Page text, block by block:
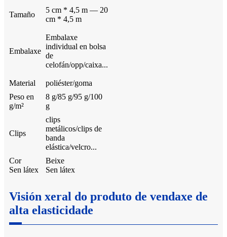
Tamaño
5 cm * 4,5 m — 20
cm * 4,5 m
Embalaxe
Embalaxe
individual en bolsa
de
celofán/opp/caixa...
Material
poliéster/goma
Peso en
g/m²
8 g/85 g/95 g/100
g
Clips
clips
metálicos/clips de
banda
elástica/velcro...
Cor
Beixe
Sen látex
Sen látex
Visión xeral do produto de vendaxe de
alta elasticidade